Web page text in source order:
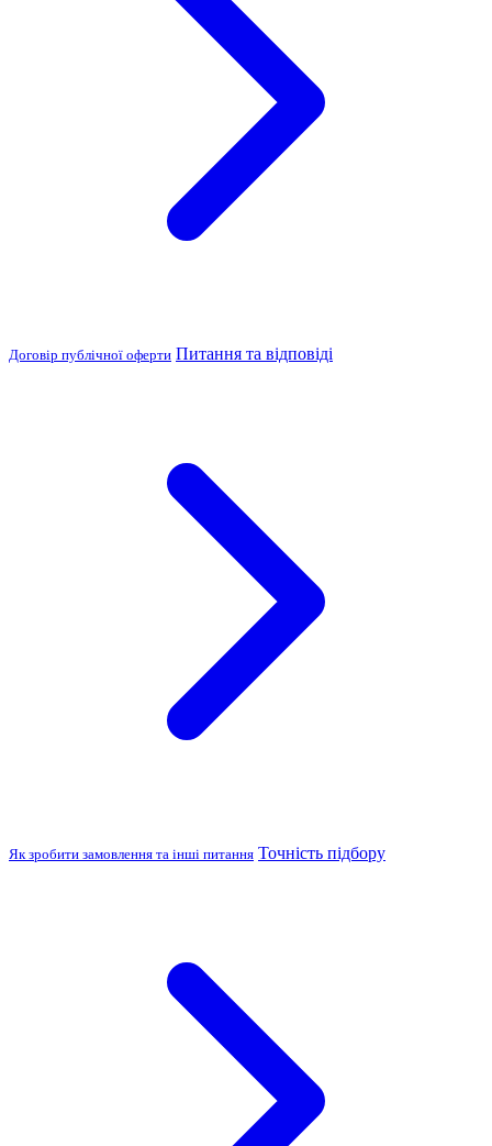
Договір публічної оферти Питання та відповіді
Як зробити замовлення та інші питання Точність підбору